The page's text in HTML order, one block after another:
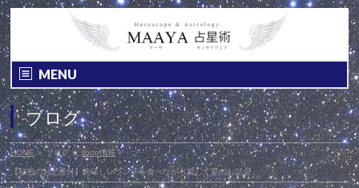
MENU
ブログ
HOME» ブログ » shop情報»
【秘密のお土産付】美味しいランチを食べながら楽しく星のお話会